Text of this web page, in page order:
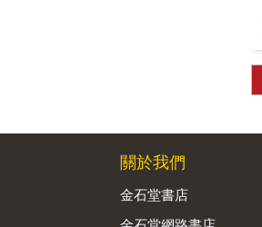
關於我們
金石堂書店